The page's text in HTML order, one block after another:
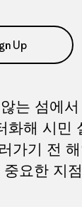
Up
는 섬에
해 시민
가기 전
요한 지